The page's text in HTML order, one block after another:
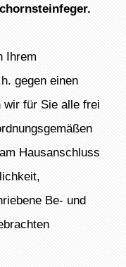
Ihrem
gegen einen
wir für Sie alle frei
Hausanschluss
Be- und